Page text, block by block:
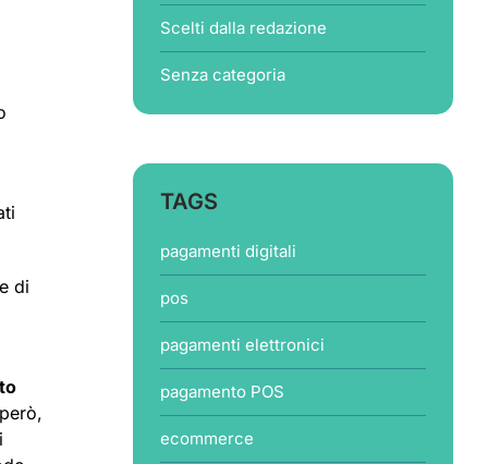
di
Scelti dalla redazione
Senza categoria
TAGS
pagamenti digitali
pos
pagamenti elettronici
pagamento POS
ecommerce